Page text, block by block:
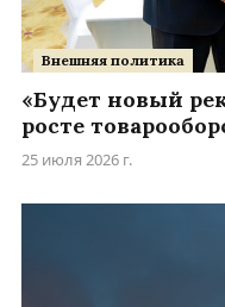
Внешняя политика
«Будет новый
росте
25 июля 2026 г.